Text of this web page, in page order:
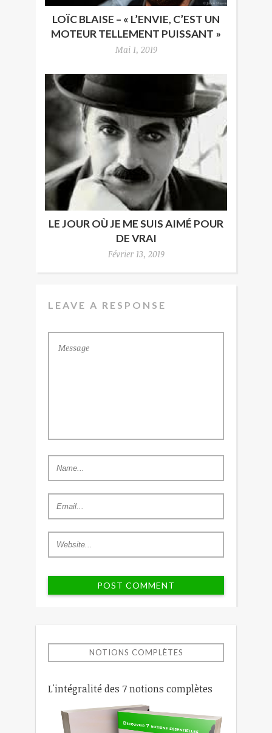
LOÏC BLAISE – « L’ENVIE, C’EST UN
MOTEUR TELLEMENT PUISSANT »
Mai 1, 2019
LE JOUR OÙ JE ME SUIS AIMÉ POUR
DE VRAI
Février 13, 2019
LEAVE A RESPONSE
NOTIONS COMPLÈTES
L'intégralité des 7 notions complètes